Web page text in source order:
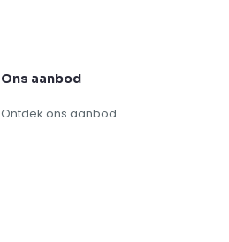
Ons aanbod
Ontdek ons aanbod